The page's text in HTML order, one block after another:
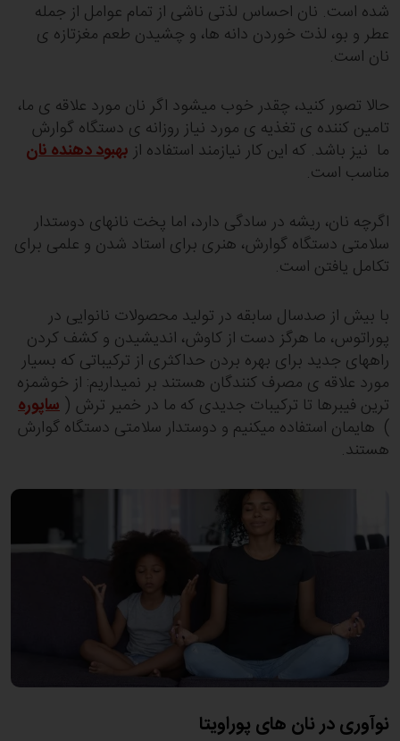
شده است. نان احساس لذتی ناشی از تمام عوامل از جمله
عطر و بو، لذت خوردن دانه ها، و چشیدن طعم مغزتازه ی
نان است.
حالا تصور کنید، چقدر خوب میشود اگر نان مورد علاقه ی ما،
تامین کننده ی تغذیه ی مورد نیاز روزانه ی دستگاه گوارش
ما نیز باشد. که این کار نیازمند استفاده از بهبود دهنده نان
مناسب است.
اگرچه نان، ریشه در سادگی دارد، اما پخت نانهای دوستدار
سلامتی دستگاه گوارش، هنری برای استاد شدن و علمی برای
تکامل یافتن است.
با بیش از صدسال سابقه در تولید محصولات نانوایی در
پوراتوس، ما هرگز دست از کاوش، اندیشیدن و کشف کردن
راههای جدید برای بهره بردن حداکثری از ترکیباتی که بسیار
مورد علاقه ی مصرف کنندگان هستند بر نمیداریم: از خوشمزه
ترین فیبرها تا ترکیبات جدیدی که ما در خمیر ترش ( ساپوره
) هایمان استفاده میکنیم و دوستدار سلامتی دستگاه گوارش
هستند.
نوآوری در نان های پوراویتا